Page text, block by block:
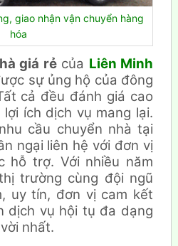
giao nhận vận chuyển hàng
hóa
giá rẻcủa Liên Minh
sự ủng hộ của đông
cả đều đánh giá cao
ích dịch vụ mang lại.
cầu chuyển nhà tại
ngại liên hệ với đơn vị
hỗ trợ. Với nhiều năm
trường cùng đội ngũ
uy tín, đơn vị cam kết
dịch vụ hội tụ đa dạng
nhất.